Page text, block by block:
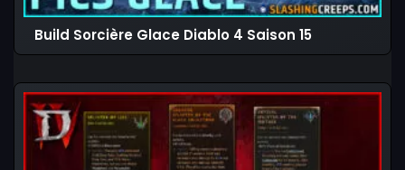
Build Sorcière Glace Diablo 4 Saison 15